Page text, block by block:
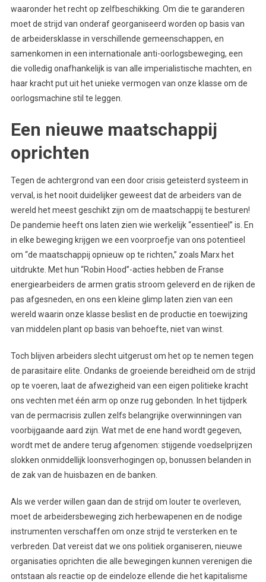
waaronder het recht op zelfbeschikking. Om die te garanderen
moet de strijd van onderaf georganiseerd worden op basis van
de arbeidersklasse in verschillende gemeenschappen, en
samenkomen in een internationale anti-oorlogsbeweging, een
die volledig onafhankelijk is van alle imperialistische machten, en
haar kracht put uit het unieke vermogen van onze klasse om de
oorlogsmachine stil te leggen.
Een nieuwe maatschappij
oprichten
Tegen de achtergrond van een door crisis geteisterd systeem in
verval, is het nooit duidelijker geweest dat de arbeiders van de
wereld het meest geschikt zijn om de maatschappij te besturen!
De pandemie heeft ons laten zien wie werkelijk “essentieel” is. En
in elke beweging krijgen we een voorproefje van ons potentieel
om “de maatschappij opnieuw op te richten,” zoals Marx het
uitdrukte. Met hun “Robin Hood”-acties hebben de Franse
energiearbeiders de armen gratis stroom geleverd en de rijken de
pas afgesneden, en ons een kleine glimp laten zien van een
wereld waarin onze klasse beslist en de productie en toewijzing
van middelen plant op basis van behoefte, niet van winst.
Toch blijven arbeiders slecht uitgerust om het op te nemen tegen
de parasitaire elite. Ondanks de groeiende bereidheid om de strijd
op te voeren, laat de afwezigheid van een eigen politieke kracht
ons vechten met één arm op onze rug gebonden. In het tijdperk
van de permacrisis zullen zelfs belangrijke overwinningen van
voorbijgaande aard zijn. Wat met de ene hand wordt gegeven,
wordt met de andere terug afgenomen: stijgende voedselprijzen
slokken onmiddellijk loonsverhogingen op, bonussen belanden in
de zak van de huisbazen en de banken.
Als we verder willen gaan dan de strijd om louter te overleven,
moet de arbeidersbeweging zich herbewapenen en de nodige
instrumenten verschaffen om onze strijd te versterken en te
verbreden. Dat vereist dat we ons politiek organiseren, nieuwe
organisaties oprichten die alle bewegingen kunnen verenigen die
ontstaan als reactie op de eindeloze ellende die het kapitalisme